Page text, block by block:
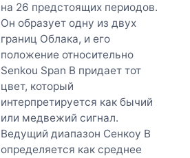
на 26 предстоящих периодов.
Он образует одну из двух
границ Облака, и его
положение относительно
Senkou Span B придает тот
цвет, который
интерпретируется как бычий
или медвежий сигнал.
Ведущий диапазон Сенкоу B
определяется как среднее